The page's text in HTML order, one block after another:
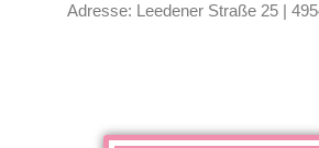
Adresse: Leedener Straße 25 |